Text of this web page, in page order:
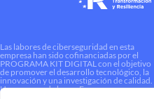
Las labores de ciberseguridad en esta
empresa han sido cofinanciadas por el
PROGRAMA KIT DIGITAL con el objetivo
de promover el desarrollo tecnológico, la
innovación y una investigación de calidad.
Una manera de hacer Europa